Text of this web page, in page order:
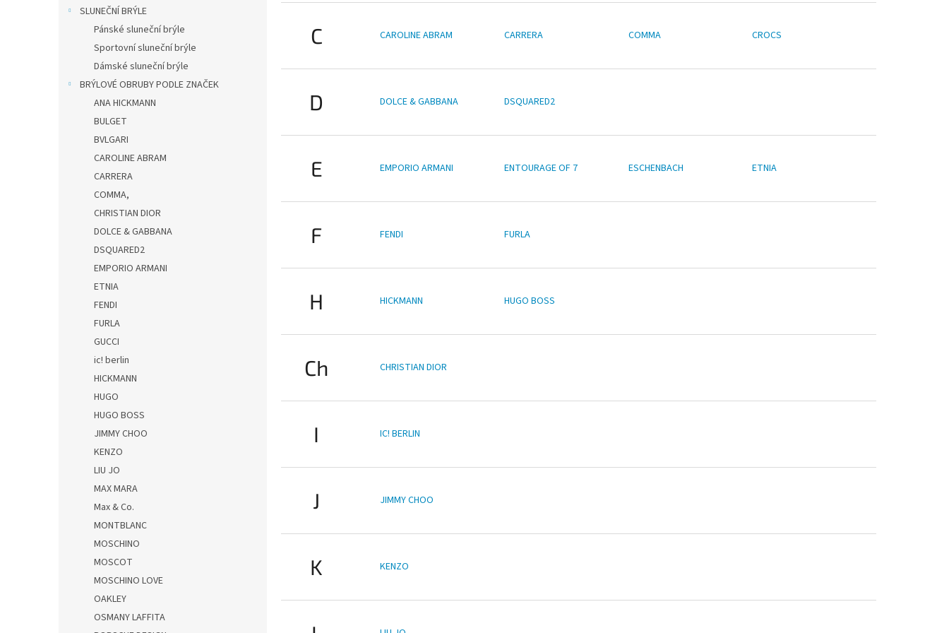
SLUNEČNÍ BRÝLE
Pánské sluneční brýle
Sportovní sluneční brýle
Dámské sluneční brýle
BRÝLOVÉ OBRUBY PODLE ZNAČEK
ANA HICKMANN
BULGET
BVLGARI
CAROLINE ABRAM
CARRERA
COMMA,
CHRISTIAN DIOR
DOLCE & GABBANA
DSQUARED2
EMPORIO ARMANI
ETNIA
FENDI
FURLA
GUCCI
ic! berlin
HICKMANN
HUGO
HUGO BOSS
JIMMY CHOO
KENZO
LIU JO
MAX MARA
Max & Co.
MONTBLANC
MOSCHINO
MOSCOT
MOSCHINO LOVE
OAKLEY
OSMANY LAFFITA
C CAROLINE ABRAM CARRERA COMMA CROCS
D DOLCE & GABBANA DSQUARED2
E EMPORIO ARMANI ENTOURAGE OF 7 ESCHENBACH ETNIA
F FENDI FURLA
H HICKMANN HUGO BOSS
Ch CHRISTIAN DIOR
I IC! BERLIN
J JIMMY CHOO
K KENZO